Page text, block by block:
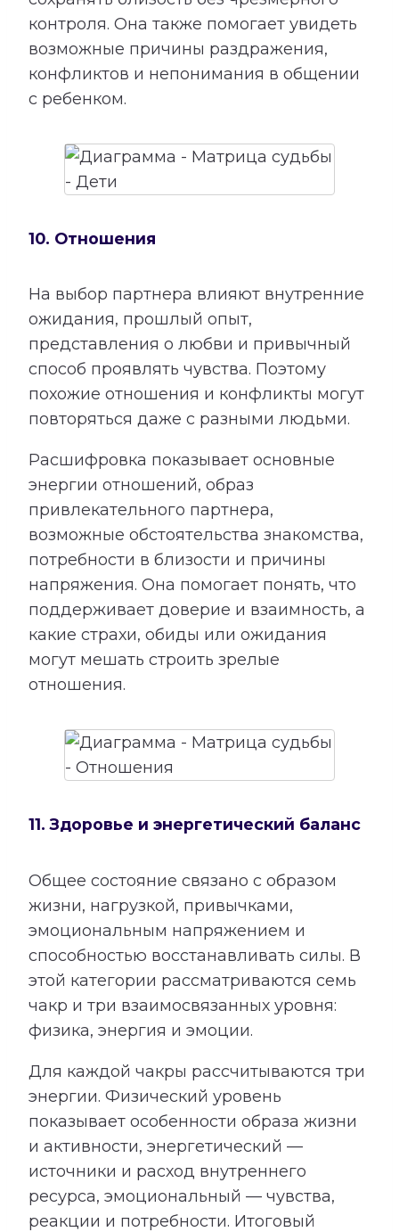
контроля. Она также помогает увидеть
возможные причины раздражения,
конфликтов и непонимания в общении
с ребенком.
10. Отношения
На выбор партнера влияют внутренние
ожидания, прошлый опыт,
представления о любви и привычный
способ проявлять чувства. Поэтому
похожие отношения и конфликты могут
повторяться даже с разными людьми.
Расшифровка показывает основные
энергии отношений, образ
привлекательного партнера,
возможные обстоятельства знакомства,
потребности в близости и причины
напряжения. Она помогает понять, что
поддерживает доверие и взаимность, а
какие страхи, обиды или ожидания
могут мешать строить зрелые
отношения.
11. Здоровье и энергетический баланс
Общее состояние связано с образом
жизни, нагрузкой, привычками,
эмоциональным напряжением и
способностью восстанавливать силы. В
этой категории рассматриваются семь
чакр и три взаимосвязанных уровня:
физика, энергия и эмоции.
Для каждой чакры рассчитываются три
энергии. Физический уровень
показывает особенности образа жизни
и активности, энергетический —
источники и расход внутреннего
ресурса, эмоциональный — чувства,
реакции и потребности. Итоговый